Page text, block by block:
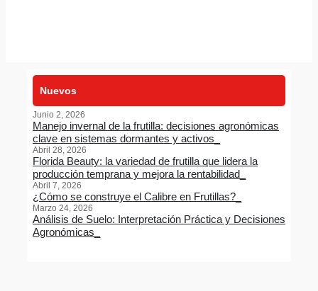
Nuevos
Junio 2, 2026
Manejo invernal de la frutilla: decisiones agronómicas
clave en sistemas dormantes y activos
Abril 28, 2026
Florida Beauty: la variedad de frutilla que lidera la
producción temprana y mejora la rentabilidad
Abril 7, 2026
¿Cómo se construye el Calibre en Frutillas?
Marzo 24, 2026
Análisis de Suelo: Interpretación Práctica y Decisiones
Agronómicas